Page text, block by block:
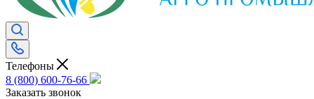
Телефоны
8 (800) 600-76-66
Заказать звонок